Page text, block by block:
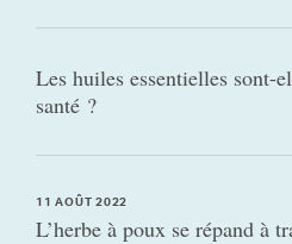
Les huiles essentielles sont-
santé ?
11 AOÛT 2022
L’herbe à poux se répand à